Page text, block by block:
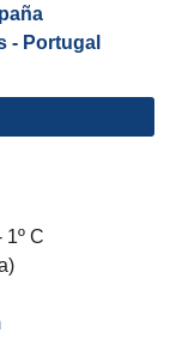
1º C